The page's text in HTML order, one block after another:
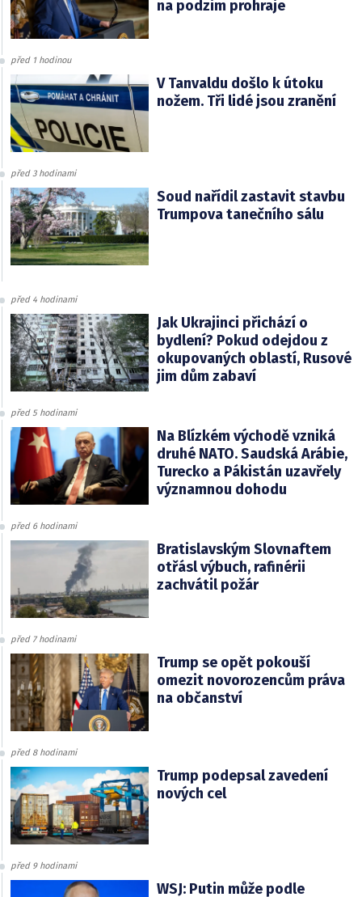
na podzim prohraje
před 1 hodinou
V Tanvaldu došlo k útoku
nožem. Tři lidé jsou zranění
před 3 hodinami
Soud nařídil zastavit stavbu
Trumpova tanečního sálu
před 4 hodinami
Jak Ukrajinci přichází o
bydlení? Pokud odejdou z
okupovaných oblastí, Rusové
jim dům zabaví
před 5 hodinami
Na Blízkém východě vzniká
druhé NATO. Saudská Arábie,
Turecko a Pákistán uzavřely
významnou dohodu
před 6 hodinami
Bratislavským Slovnaftem
otřásl výbuch, rafinérii
zachvátil požár
před 7 hodinami
Trump se opět pokouší
omezit novorozencům práva
na občanství
před 8 hodinami
Trump podepsal zavedení
nových cel
před 9 hodinami
WSJ: Putin může podle